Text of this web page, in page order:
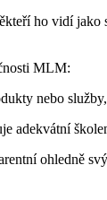
ho vidí
⁤MLM:
nebo⁣
adekvátní
ohledně